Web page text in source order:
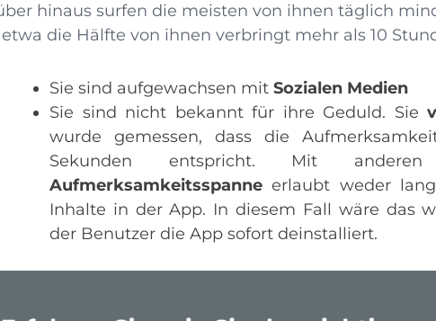
hinaus surfen die meisten von ihnen täglich
die Hälfte von ihnen verbringt mehr als 10
Sie sind aufgewachsen mit Sozialen Medien
Sie sind nicht bekannt für ihre Geduld. Sie
wurde gemessen, dass die
Sekunden entspricht. Mit
Aufmerksamkeitsspanne erlaubt weder
Inhalte in der App. In diesem Fall wäre das
der Benutzer die App sofort deinstalliert.